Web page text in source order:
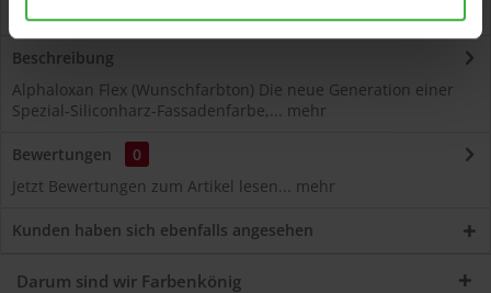
Beschreibung
Alphaloxan Flex (Wunschfarbton) Die neue Generation einer
Spezial-Siliconharz-Fassadenfarbe,... mehr
Bewertungen
0
Jetzt Bewertungen zum Artikel lesen... mehr
Kunden haben sich ebenfalls angesehen
Darum sind wir Farbenkönig